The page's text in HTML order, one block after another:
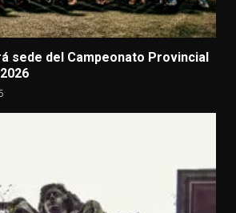
sede del Campeonato Provincial